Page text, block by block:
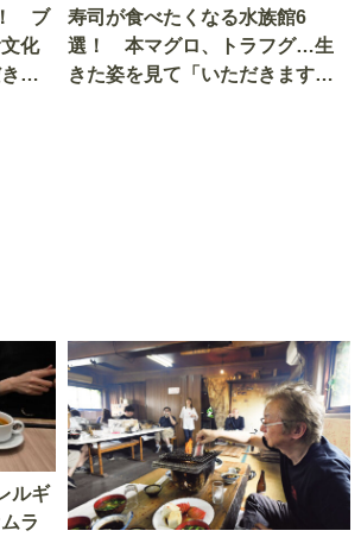
！ ブ
化
ま
寿司が食べたくなる水族館6
選！ 本マグロ、トラフグ…生
きた姿を見て「いただきます」
ラ